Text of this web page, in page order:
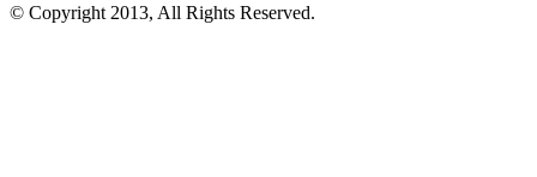
© Copyright 2013, All Rights Reserved.